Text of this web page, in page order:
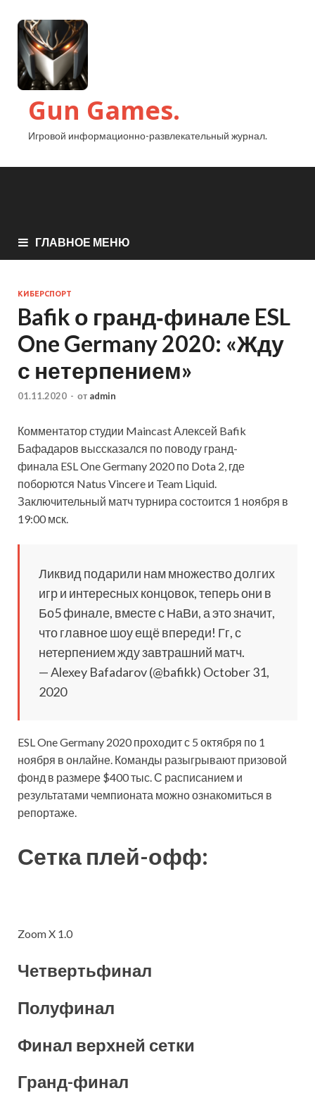
Gun Games.
Игровой информационно-развлекательный журнал.
ГЛАВНОЕ МЕНЮ
КИБЕРСПОРТ
Bafik о гранд‑финале ESL
One Germany 2020: «Жду
с нетерпением»
01.11.2020 - от admin
Комментатор студии Maincast Алексей Bafik
Бафадаров выссказался по поводу гранд-
финала ESL One Germany 2020 по Dota 2, где
поборются Natus Vincere и Team Liquid.
Заключительный матч турнира состоится 1 ноября в
19:00 мск.
Ликвид подарили нам множество долгих
игр и интересных концовок,теперь они в
Бо5 финале, вместе с НаВи, а это значит,
что главное шоу ещё впереди! Гг, с
нетерпением жду завтрашний матч.
— Alexey Bafadarov (@bafikk) October 31,
2020
ESL One Germany 2020 проходит с 5 октября по 1
ноября в онлайне. Команды разыгрывают призовой
фонд в размере $400 тыс. С расписанием и
результатами чемпионата можно ознакомиться в
репортаже.
Сетка плей-офф:
Zoom X 1.0
Четвертьфинал
Полуфинал
Финал верхней сетки
Гранд-финал